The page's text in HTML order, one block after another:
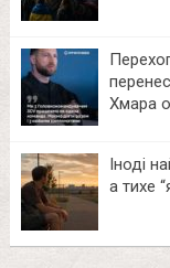
Хмара
Іноді
а тихе